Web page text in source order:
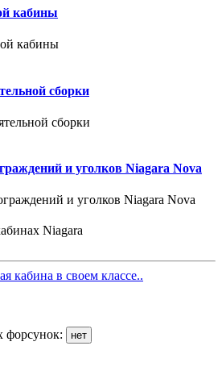
кабины
сборки
и уголков Niagara Nova
Niagara
кабина в своем классе..
форсунок: нет